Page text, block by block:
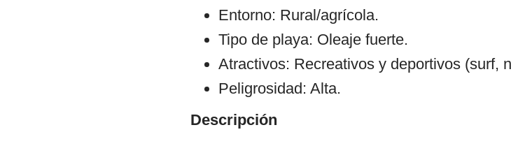
Entorno: Rural/agrícola.
Tipo de playa: Oleaje fuerte.
Atractivos: Recreativos y deportivos (surf,
Peligrosidad: Alta.
Descripción